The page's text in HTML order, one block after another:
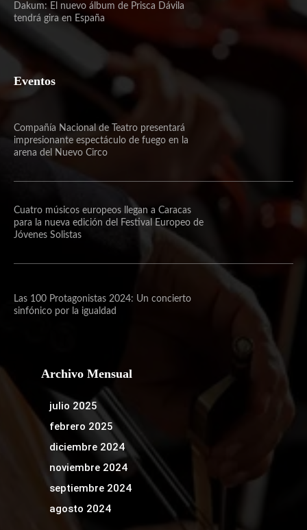
Dakum: El nuevo álbum de Prisca Dávila
tendrá gira en España
Eventos
Compañía Nacional de Teatro presentará
impresionante espectáculo de fuego en la
arena del Nuevo Circo
Cuatro músicos europeos llegan a Caracas
para la nueva edición del Festival Europeo de
Jóvenes Solistas
Las 100 Protagonistas 2024: Un concierto
sinfónico por la igualdad
Archivo Mensual
julio 2025
febrero 2025
diciembre 2024
noviembre 2024
septiembre 2024
agosto 2024